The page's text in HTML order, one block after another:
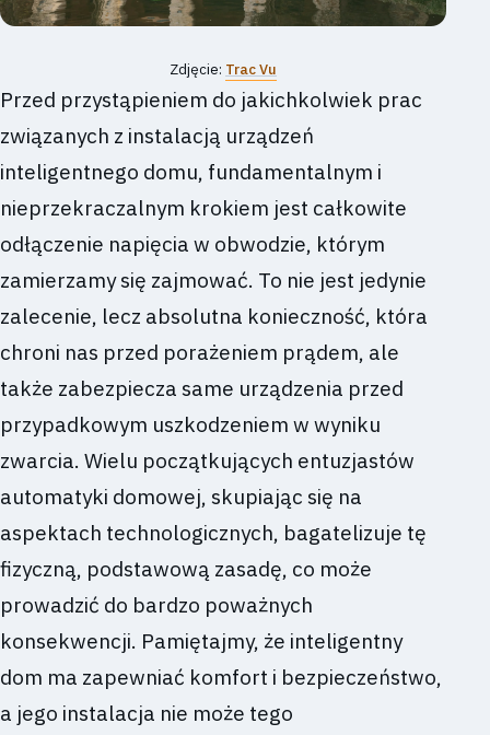
Zdjęcie: Trac Vu
Przed przystąpieniem do jakichkolwiek prac
związanych z instalacją urządzeń
inteligentnego domu, fundamentalnym i
nieprzekraczalnym krokiem jest całkowite
odłączenie napięcia w obwodzie, którym
zamierzamy się zajmować. To nie jest jedynie
zalecenie, lecz absolutna konieczność, która
chroni nas przed porażeniem prądem, ale
także zabezpiecza same urządzenia przed
przypadkowym uszkodzeniem w wyniku
zwarcia. Wielu początkujących entuzjastów
automatyki domowej, skupiając się na
aspektach technologicznych, bagatelizuje tę
fizyczną, podstawową zasadę, co może
prowadzić do bardzo poważnych
konsekwencji. Pamiętajmy, że inteligentny
dom ma zapewniać komfort i bezpieczeństwo,
a jego instalacja nie może tego